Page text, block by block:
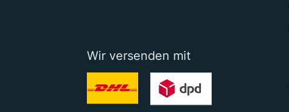
Wir versenden mit